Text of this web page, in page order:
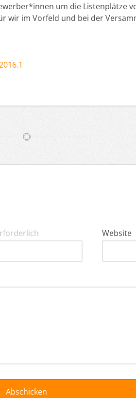
um die Listenplätze
wir im Vorfeld und bei der
Website